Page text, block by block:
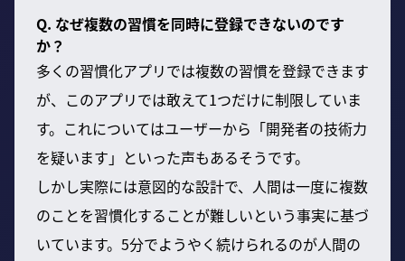
Q. なぜ複数の習慣を同時に登録できないのです
か？
多くの習慣化アプリでは複数の習慣を登録できます
が、このアプリでは敢えて1つだけに制限していま
す。これについてはユーザーから「開発者の技術力
を疑います」といった声もあるそうです。
しかし実際には意図的な設計で、人間は一度に複数
のことを習慣化することが難しいという事実に基づ
いています。5分でようやく続けられるのが人間の